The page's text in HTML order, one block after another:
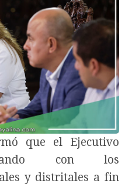
que el Ejecutivo
con los
y distritales a fin